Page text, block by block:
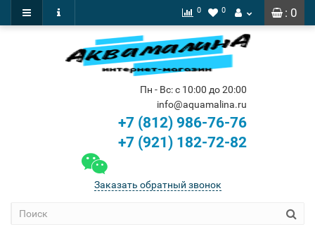
: 0
0 0
Пн - Вс: с 10:00 до 20:00
info@aquamalina.ru
+7 (812) 986-76-76
+7 (921) 182-72-82
Заказать обратный звонок